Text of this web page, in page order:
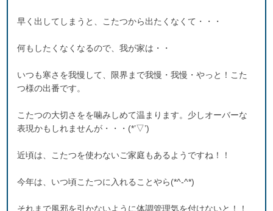
早く出してしまうと、こたつから出たくなくて・・・
何もしたくなくなるので、我が家は・・
いつも寒さを我慢して、限界まで我慢・我慢・やっと！こた
つ様の出番です。
こたつの大切さをを噛みしめて温まります。少しオーバーな
表現かもしれませんが・・・(*’▽’)
近頃は、こたつを使わないご家庭もあるようですね！！
今年は、いつ頃こたつに入れることやら(*^-^*)
それまで風邪を引かないように体調管理気を付けないと！！